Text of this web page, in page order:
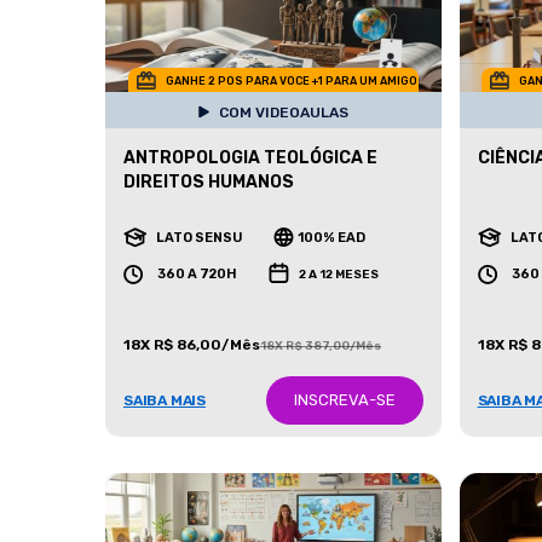
GANHE 2 POS PARA VOCE +1 PARA UM AMIGO
COM VIDEOAULAS
ANTROPOLOGIA TEOLÓGICA E
DIREITOS HUMANOS
LATO SENSU 100% EAD
360 A 720H 2 A 12 MESES
18X R$ 86,00/Mês18X R$ 387,00/Mês
SAIBA MAIS INSCREVA-SE
360
18X R$
SAIBA